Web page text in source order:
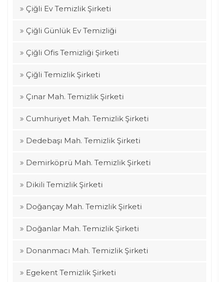
Çiğli Ev Temizlik Şirketi
Çiğli Günlük Ev Temizliği
Çiğli Ofis Temizliği Şirketi
Çiğli Temizlik Şirketi
Çınar Mah. Temizlik Şirketi
Cumhuriyet Mah. Temizlik Şirketi
Dedebaşı Mah. Temizlik Şirketi
Demirköprü Mah. Temizlik Şirketi
Dikili Temizlik Şirketi
Doğançay Mah. Temizlik Şirketi
Doğanlar Mah. Temizlik Şirketi
Donanmacı Mah. Temizlik Şirketi
Egekent Temizlik Şirketi